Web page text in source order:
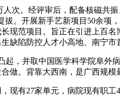
。经评审后，配备核磁共振
。开展新手艺新项目50余项
现范项目。旨正在引进上百
缺陷防控人才小高地、南宁
并取中国医学科学院阜外病
做。背靠大西南，是广西规
有27家单元，病院现有职工